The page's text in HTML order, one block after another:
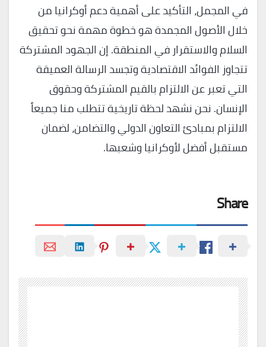
في المجمل، التأكيد على أهمية دعم أوكرانيا من
خلال الأصول المجمدة هو خطوة مهمة نحو تحقيق
السلام والاستقرار في المنطقة. إن الجهود المشتركة
تتجاوز الفوائد الاقتصادية وتجسد الرسالة العميقة
التي تعبر عن الالتزام بالقيم المشتركة وحقوق
الإنسان. نحن نشهد لحظة تاريخية تتطلب منا جميعاً
الالتزام بمبادئ التعاون الدولي والتضامن، لضمان
مستقبل أفضل لأوكرانيا وشعبها.
Share